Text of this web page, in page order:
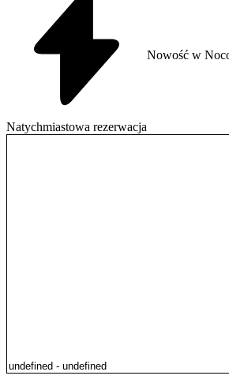
Natychmiastowa rezerwacja
Nowość w